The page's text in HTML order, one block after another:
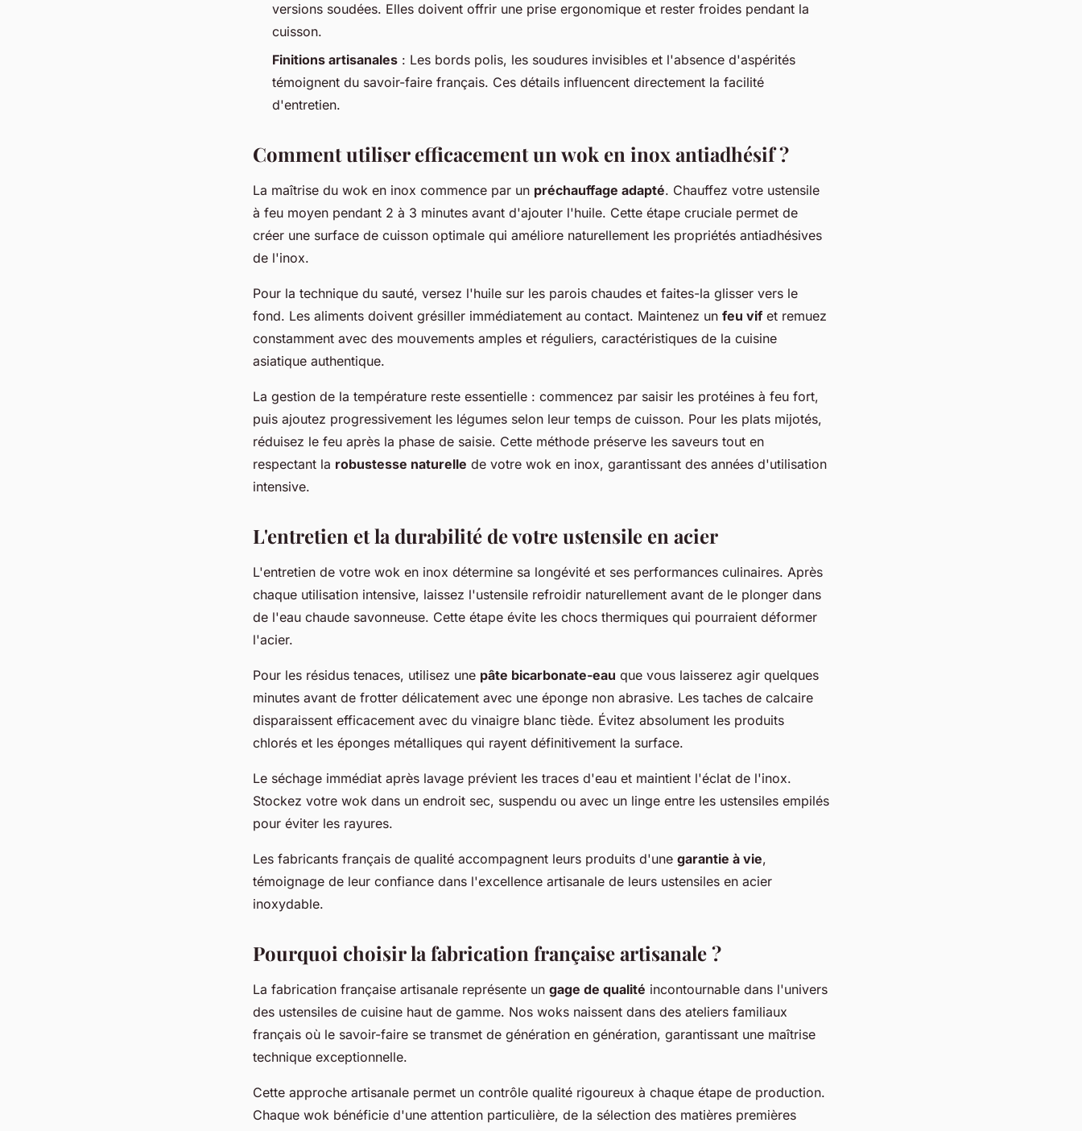
versions soudées. Elles doivent offrir une prise ergonomique et rester froides pendant la
cuisson.
Finitions artisanales : Les bords polis, les soudures invisibles et l'absence d'aspérités
témoignent du savoir-faire français. Ces détails influencent directement la facilité
d'entretien.
Comment utiliser efficacement un wok en inox antiadhésif ?
La maîtrise du wok en inox commence par un préchauffage adapté. Chauffez votre ustensile
à feu moyen pendant 2 à 3 minutes avant d'ajouter l'huile. Cette étape cruciale permet de
créer une surface de cuisson optimale qui améliore naturellement les propriétés antiadhésives
de l'inox.
Pour la technique du sauté, versez l'huile sur les parois chaudes et faites-la glisser vers le
fond. Les aliments doivent grésiller immédiatement au contact. Maintenez un feu vif et remuez
constamment avec des mouvements amples et réguliers, caractéristiques de la cuisine
asiatique authentique.
La gestion de la température reste essentielle : commencez par saisir les protéines à feu fort,
puis ajoutez progressivement les légumes selon leur temps de cuisson. Pour les plats mijotés,
réduisez le feu après la phase de saisie. Cette méthode préserve les saveurs tout en
respectant la robustesse naturelle de votre wok en inox, garantissant des années d'utilisation
intensive.
L'entretien et la durabilité de votre ustensile en acier
L'entretien de votre wok en inox détermine sa longévité et ses performances culinaires. Après
chaque utilisation intensive, laissez l'ustensile refroidir naturellement avant de le plonger dans
de l'eau chaude savonneuse. Cette étape évite les chocs thermiques qui pourraient déformer
l'acier.
Pour les résidus tenaces, utilisez une pâte bicarbonate-eau que vous laisserez agir quelques
minutes avant de frotter délicatement avec une éponge non abrasive. Les taches de calcaire
disparaissent efficacement avec du vinaigre blanc tiède. Évitez absolument les produits
chlorés et les éponges métalliques qui rayent définitivement la surface.
Le séchage immédiat après lavage prévient les traces d'eau et maintient l'éclat de l'inox.
Stockez votre wok dans un endroit sec, suspendu ou avec un linge entre les ustensiles empilés
pour éviter les rayures.
Les fabricants français de qualité accompagnent leurs produits d'une garantie à vie,
témoignage de leur confiance dans l'excellence artisanale de leurs ustensiles en acier
inoxydable.
Pourquoi choisir la fabrication française artisanale ?
La fabrication française artisanale représente un gage de qualité incontournable dans l'univers
des ustensiles de cuisine haut de gamme. Nos woks naissent dans des ateliers familiaux
français où le savoir-faire se transmet de génération en génération, garantissant une maîtrise
technique exceptionnelle.
Cette approche artisanale permet un contrôle qualité rigoureux à chaque étape de production.
Chaque wok bénéficie d'une attention particulière, de la sélection des matières premières